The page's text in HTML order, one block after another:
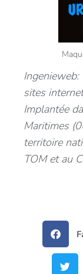
Ingenieweb:
sites
Implantée
Maritimes
territoire
TOM et au